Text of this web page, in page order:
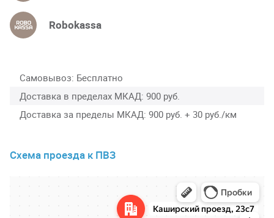
Robokassa
Самовывоз Бесплатно
Доставка в пределах МКАД 900 руб.
Доставка за пределы МКАД 900 руб. + 30 руб./км
Схема проезда к ПВЗ